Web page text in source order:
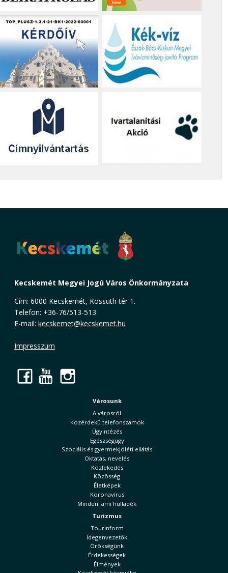
Kecskemét Megyei Jogú Város Önkormányzata
Cím: 6000 Kecskemét, Kossuth tér 1.
Telefon: +36-76/513-513
E-mail: kecskemet@kecskemet.hu
Impresszum
Facebook
YouTube
Városunk
A városról
Közérdekű telefonszámok
Ügyintézés
Egészségügy
Szociális és gyermekjóléti ellátás
Oktatás, nevelés
Közlekedés
Közösség
Életképek
Koronavírus
Minden, ami hulladék
Turizmus
Tourinform
Idegenvezetők
Örökségünk
Érdekességek
Élmények